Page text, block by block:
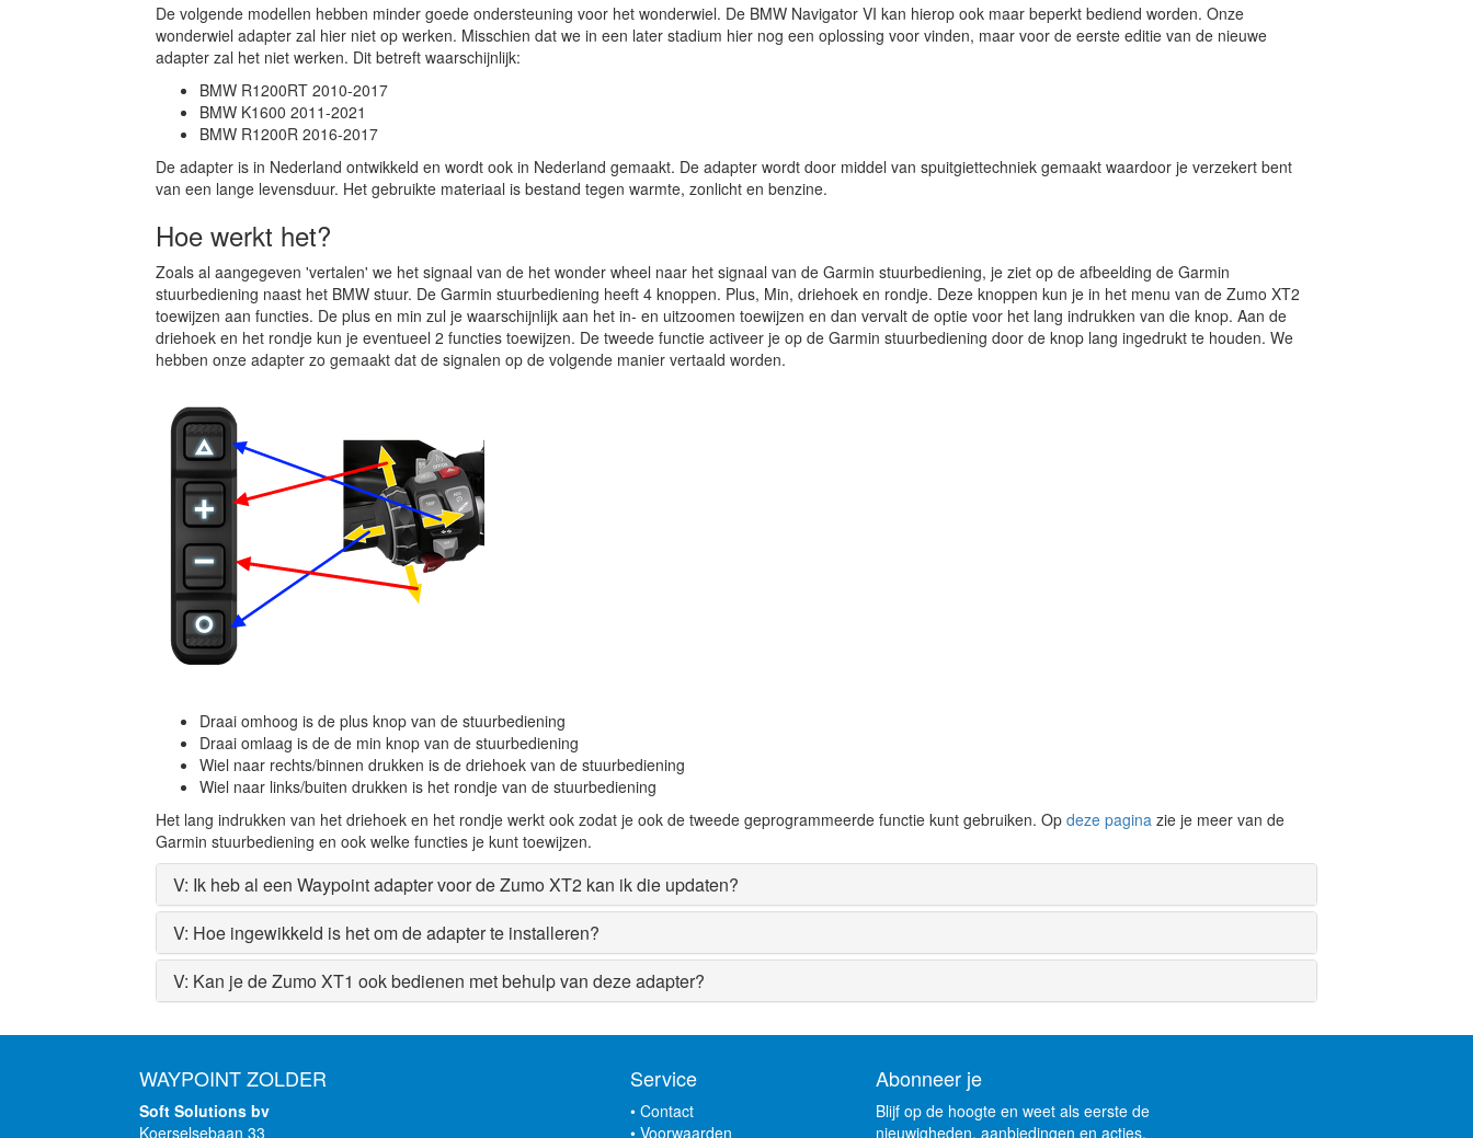
De volgende modellen hebben minder goede ondersteuning voor het wonderwiel. De BMW Navigator VI kan hierop ook maar beperkt bediend worden. Onze
wonderwiel adapter zal hier niet op werken. Misschien dat we in een later stadium hier nog een oplossing voor vinden, maar voor de eerste editie van de nieuwe
adapter zal het niet werken. Dit betreft waarschijnlijk:
BMW R1200RT 2010-2017
BMW K1600 2011-2021
BMW R1200R 2016-2017
De adapter is in Nederland ontwikkeld en wordt ook in Nederland gemaakt. De adapter wordt door middel van spuitgiettechniek gemaakt waardoor je verzekert bent
van een lange levensduur. Het gebruikte materiaal is bestand tegen warmte, zonlicht en benzine.
Hoe werkt het?
Zoals al aangegeven 'vertalen' we het signaal van de het wonder wheel naar het signaal van de Garmin stuurbediening, je ziet op de afbeelding de Garmin
stuurbediening naast het BMW stuur. De Garmin stuurbediening heeft 4 knoppen. Plus, Min, driehoek en rondje. Deze knoppen kun je in het menu van de Zumo XT2
toewijzen aan functies. De plus en min zul je waarschijnlijk aan het in- en uitzoomen toewijzen en dan vervalt de optie voor het lang indrukken van die knop. Aan de
driehoek en het rondje kun je eventueel 2 functies toewijzen. De tweede functie activeer je op de Garmin stuurbediening door de knop lang ingedrukt te houden. We
hebben onze adapter zo gemaakt dat de signalen op de volgende manier vertaald worden.
Draai omhoog is de plus knop van de stuurbediening
Draai omlaag is de de min knop van de stuurbediening
Wiel naar rechts/binnen drukken is de driehoek van de stuurbediening
Wiel naar links/buiten drukken is het rondje van de stuurbediening
Het lang indrukken van het driehoek en het rondje werkt ook zodat je ook de tweede geprogrammeerde functie kunt gebruiken. Op deze pagina zie je meer van de
Garmin stuurbediening en ook welke functies je kunt toewijzen.
V: Ik heb al een Waypoint adapter voor de Zumo XT2 kan ik die updaten?
V: Hoe ingewikkeld is het om de adapter te installeren?
V: Kan je de Zumo XT1 ook bedienen met behulp van deze adapter?
WAYPOINT ZOLDER
Soft Solutions bv
Koerselsebaan 33
Service
• Contact
• Voorwaarden
Abonneer je
Blijf op de hoogte en weet als eerste de
nieuwigheden, aanbiedingen en acties.